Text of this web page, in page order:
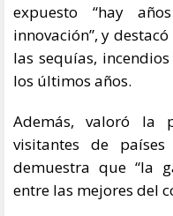
expuesto “hay
innovación”, y
las sequías,
los últimos años.
Además, valoró la
visitantes de
demuestra que “la
entre las mejores del